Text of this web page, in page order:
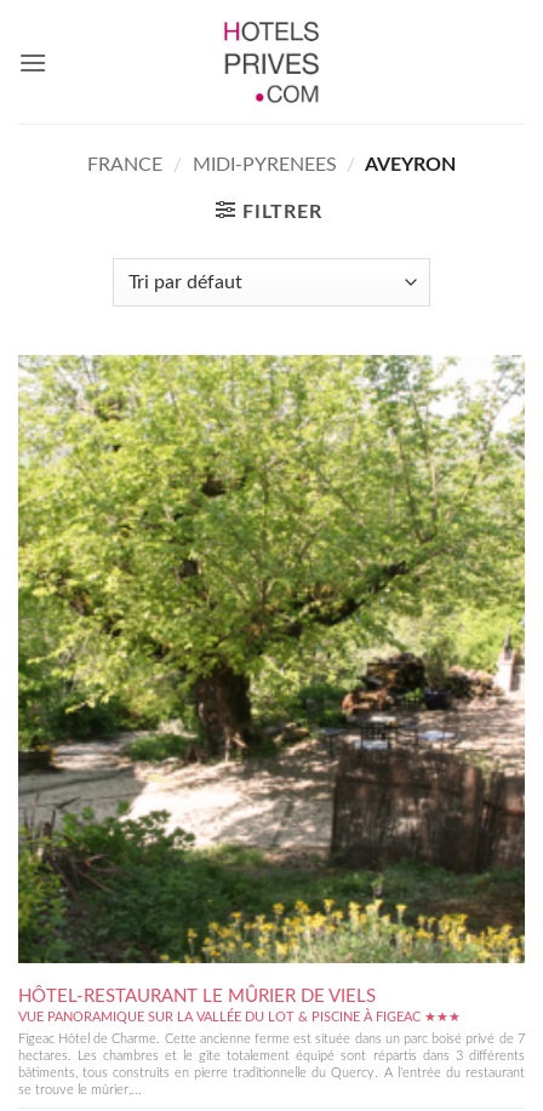
contenu
FRANCE / MIDI-PYRENEES / AVEYRON
FILTRER
HÔTEL-RESTAURANT LE MÛRIER DE VIELS
VUE PANORAMIQUE SUR LA VALLÉE DU LOT & PISCINE À FIGEAC ★★★
Figeac Hôtel de Charme. Cette ancienne ferme est située dans un parc boisé privé de 7
hectares. Les chambres et le gîte totalement équipé sont répartis dans 3 différents
bâtiments, tous construits en pierre traditionnelle du Quercy. A l’entrée du restaurant
se trouve le mûrier,...